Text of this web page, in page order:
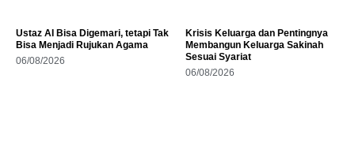
Ustaz AI Bisa Digemari, tetapi Tak
Bisa Menjadi Rujukan Agama
06/08/2026
Krisis Keluarga dan Pentingnya
Membangun Keluarga Sakinah
Sesuai Syariat
06/08/2026